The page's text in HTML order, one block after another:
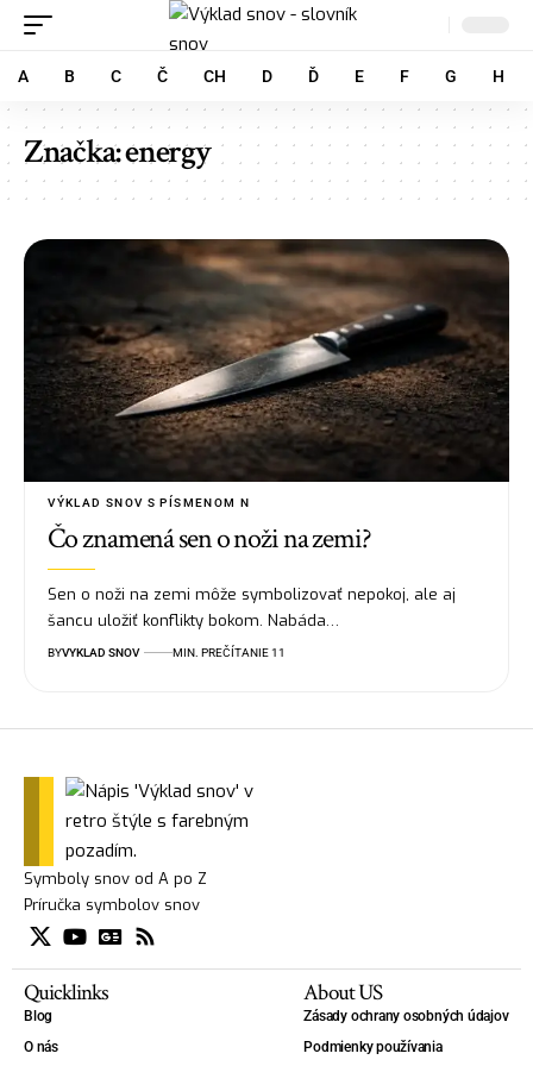
A B C Č CH D Ď E F G H
Značka:energy
VÝKLAD SNOV S PÍSMENOM N
Čo znamená sen o noži na zemi?
Sen o noži na zemi môže symbolizovať nepokoj, ale aj
šancu uložiť konflikty bokom. Nabáda…
BYVYKLAD SNOV MIN. PREČÍTANIE 11
Symboly snov od A po Z
Príručka symbolov snov
Quicklinks
Blog
O nás
About US
Zásady ochrany osobných údajov
Podmienky používania